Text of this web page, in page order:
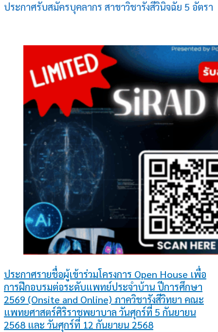
ประกาศรับสมัครบุคลากร สาขาวิชารังสีวินิจฉัย 5 อัตรา
ประกาศรายชื่อผู้เข้าร่วมโครงการ Open House เพื่อ
การฝึกอบรมต่อระดับแพทย์ประจำบ้าน ปีการศึกษา
2569 (Onsite and Online) ภาควิชารังสีวิทยา คณะ
แพทยศาสตร์ศิริราชพยาบาล วันศุกร์ที่ 5 กันยายน
2568 และ วันศุกร์ที่ 12 กันยายน 2568